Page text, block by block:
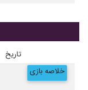
تاریخ
خلاصه بازی